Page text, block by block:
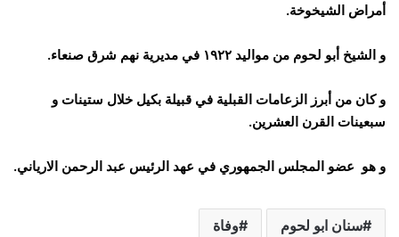
أمراض الشيخوخة.
و الشيخ أبو لحوم من مواليد ١٩٢٢ في مديرية نهم شرق صنعاء.
و كان من أبرز الزعامات القبلية في قبيلة بكيل خلال ستينات و
سبعينات القرن العشرين.
و هو عضو المجلس الجمهوري في عهد الرئيس عبد الرحمن الارياني.
سنان ابو لحوم وفاة